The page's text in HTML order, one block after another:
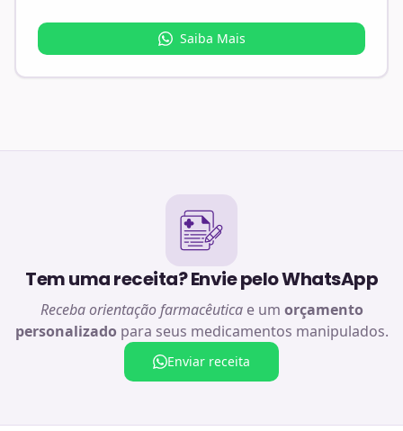
Saiba Mais
Tem uma receita? Envie pelo WhatsApp
Receba orientação farmacêuticae um orçamento
personalizado para seus medicamentos manipulados.
Enviar receita